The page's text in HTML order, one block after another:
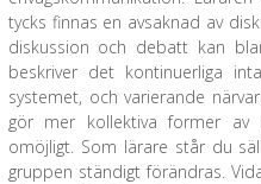
tycks finnas en avsaknad av
diskussion och debatt kan
beskriver det kontinuerliga
systemet, och varierande
gör mer kollektiva former
omöjligt. Som lärare står du
gruppen ständigt förändras.